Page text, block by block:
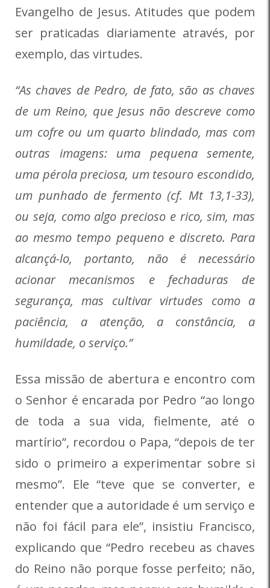
Evangelho de Jesus. Atitudes que podem
ser praticadas diariamente através, por
exemplo, das virtudes.
“As chaves de Pedro, de fato, são as chaves
de um Reino, que Jesus não descreve como
um cofre ou um quarto blindado, mas com
outras imagens: uma pequena semente,
uma pérola preciosa, um tesouro escondido,
um punhado de fermento (cf. Mt 13,1-33),
ou seja, como algo precioso e rico, sim, mas
ao mesmo tempo pequeno e discreto. Para
alcançá-lo, portanto, não é necessário
acionar mecanismos e fechaduras de
segurança, mas cultivar virtudes como a
paciência, a atenção, a constância, a
humildade, o serviço.”
Essa missão de abertura e encontro com
o Senhor é encarada por Pedro “ao longo
de toda a sua vida, fielmente, até o
martírio”, recordou o Papa, “depois de ter
sido o primeiro a experimentar sobre si
mesmo”. Ele “teve que se converter, e
entender que a autoridade é um serviço e
não foi fácil para ele”, insistiu Francisco,
explicando que “Pedro recebeu as chaves
do Reino não porque fosse perfeito; não,